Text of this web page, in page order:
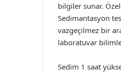
bilgiler sunar.
Sedimantasyon
vazgeçilmez bir
laboratuvar
Sedim 1 saat